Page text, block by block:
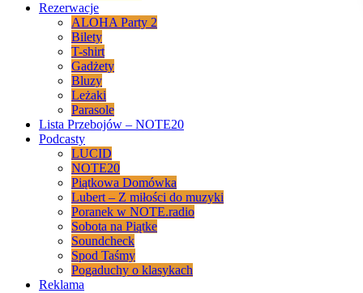
Rezerwacje
ALOHA Party 2
Bilety
T-shirt
Gadżety
Bluzy
Leżaki
Parasole
Lista Przebojów – NOTE20
Podcasty
LUCID
NOTE20
Piątkowa Domówka
Lubert – Z miłości do muzyki
Poranek w NOTE.radio
Sobota na Piątke
Soundcheck
Spod Taśmy
Pogaduchy o klasykach
Reklama